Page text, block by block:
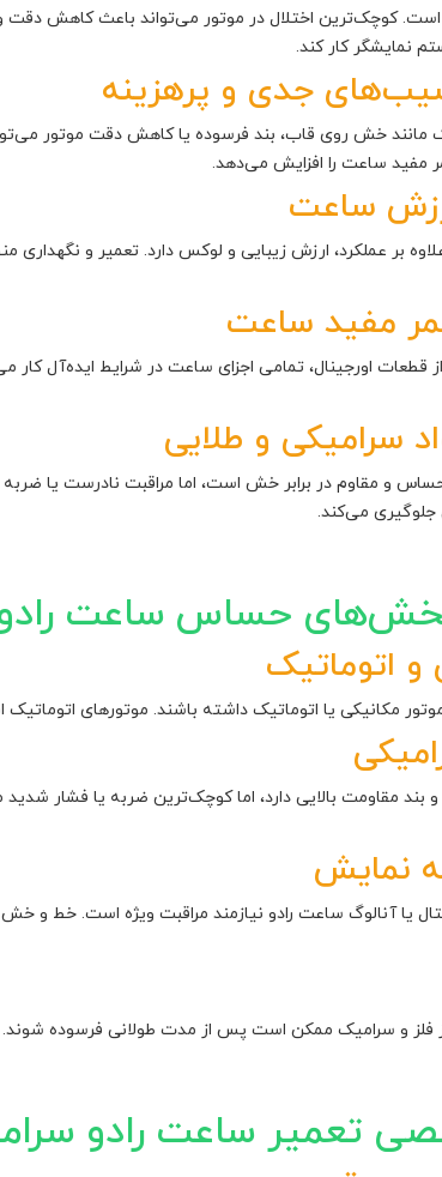
است. کوچک‌ترین اختلال در موتور می‌تواند باعث کاهش
نمایشگر کار کند.
جدی و پرهزینه
خش روی قاب، بند فرسوده یا کاهش دقت موتور
مفید ساعت را افزایش می‌دهد.
ساعت
بر عملکرد، ارزش زیبایی و لوکس دارد. تعمیر و
مفید ساعت
قطعات اورجینال، تمامی اجزای ساعت در شرایط ایده‌آل
سرامیکی و طلایی
و مقاوم در برابر خش است، اما مراقبت نادرست یا
جلوگیری می‌کند.
حساس ساعت
و اتوماتیک
مکانیکی یا اتوماتیک داشته باشند. موتورهای
بند مقاومت بالایی دارد، اما کوچک‌ترین ضربه یا فشار
نمایش
یا آنالوگ ساعت رادو نیازمند مراقبت ویژه است. خط و
از فلز و سرامیک ممکن است پس از مدت طولانی فرسوده
تعمیر ساعت رادو